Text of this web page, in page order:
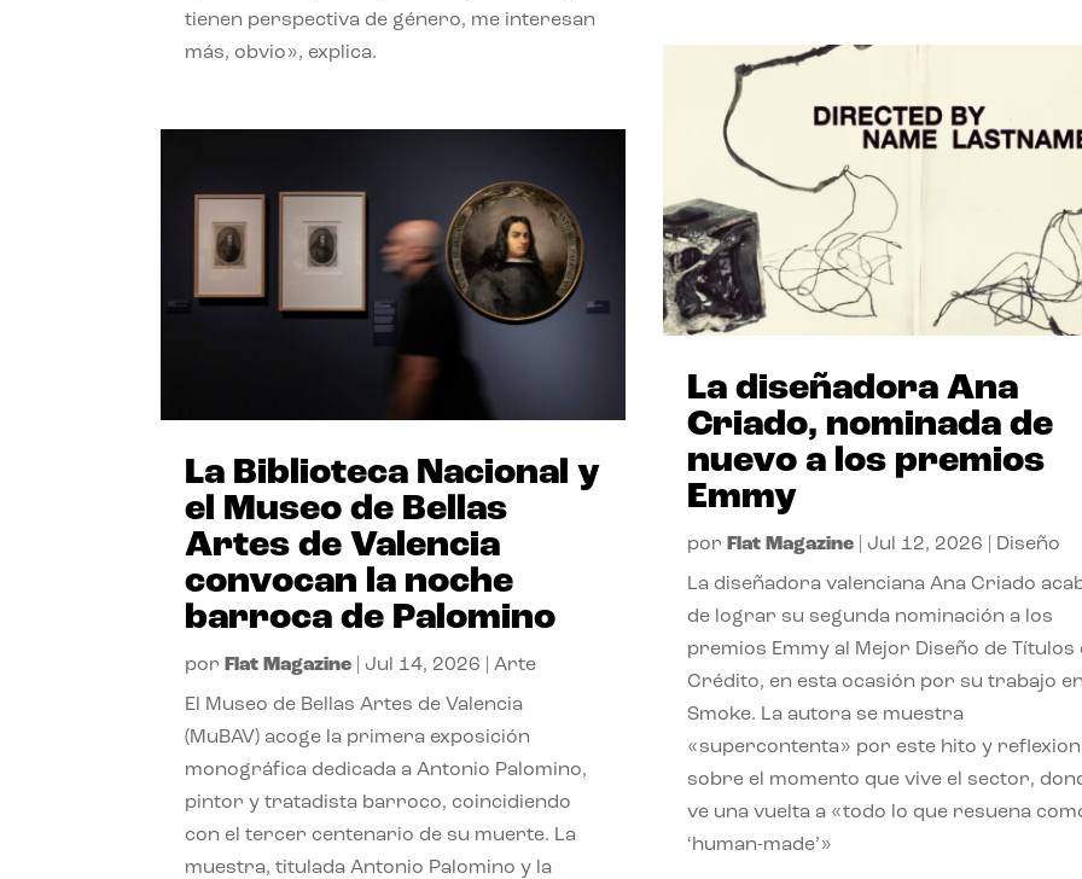
tienen perspectiva de género, me interesan
más, obvio», explica.
La Biblioteca Nacional y
el Museo de Bellas
Artes de Valencia
convocan la noche
barroca de Palomino
por Flat Magazine Jul 14, 2026 |Arte
El Museo de Bellas Artes de Valencia
(MuBAV) acoge la primera exposición
monográfica dedicada a Antonio Palomino,
pintor y tratadista barroco, coincidiendo
con el tercer centenario de su muerte. La
muestra, titulada Antonio Palomino y la
La diseñadora Ana
Criado, nominada de
nuevo a los premios
Emmy
por Flat Magazine| Jul 12, 2026 Diseño
La diseñadora valenciana Ana Criado
de lograr su segunda nominación a los
premios Emmy al Mejor Diseño de Títulos
Crédito, en esta ocasión por su trabajo
Smoke. La autora se muestra
«supercontenta» por este hito y
sobre el momento que vive el sector,
ve una vuelta a «todo lo que resuena
‘human-made’»